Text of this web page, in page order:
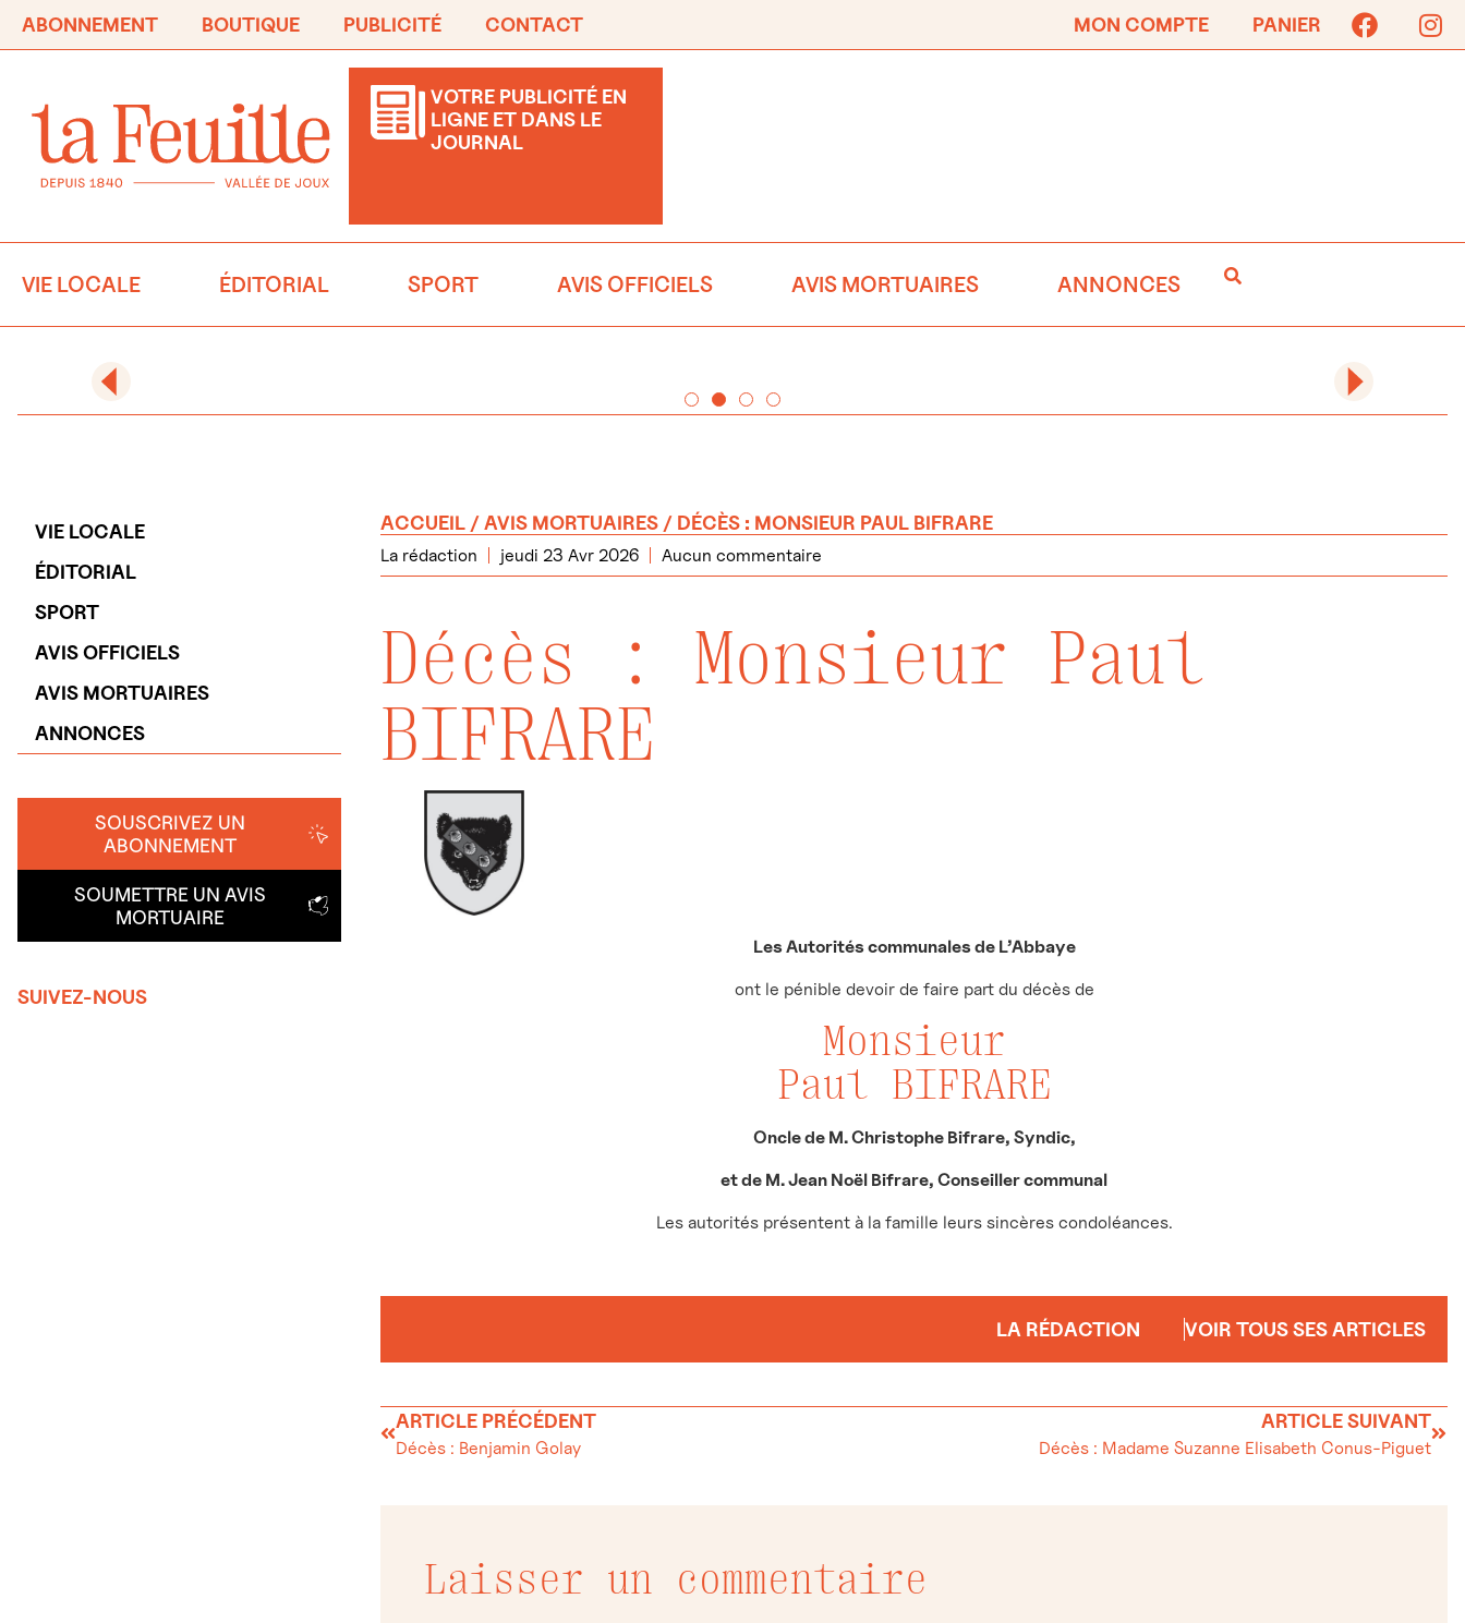
ABONNEMENT BOUTIQUE PUBLICITÉ CONTACT MON COMPTE PANIER
VOTRE PUBLICITÉ EN
LIGNE ET DANS LE
JOURNAL
VIE LOCALE ÉDITORIAL SPORT AVIS OFFICIELS AVIS MORTUAIRES ANNONCES
VIE LOCALE
ÉDITORIAL
SPORT
AVIS OFFICIELS
AVIS MORTUAIRES
ANNONCES
SOUSCRIVEZ UN
ABONNEMENT
SOUMETTRE UN AVIS
MORTUAIRE
SUIVEZ-NOUS
ACCUEIL /AVIS MORTUAIRES / DÉCÈS : MONSIEUR PAUL BIFRARE
La rédaction jeudi 23 Avr 2026 Aucun commentaire
Décès : Monsieur Paul
BIFRARE
Les Autorités communales de L’Abbaye
ont le pénible devoir de faire part du décès de
Monsieur
Paul BIFRARE
Oncle de M. Christophe Bifrare, Syndic,
et de M. Jean Noël Bifrare, Conseiller communal
Les autorités présentent à la famille leurs sincères condoléances.
LA RÉDACTION VOIR TOUS SES ARTICLES
ARTICLE PRÉCÉDENT
Décès : Benjamin Golay
ARTICLE SUIVANT
Décès : Madame Suzanne Elisabeth Conus-Piguet
Laisser un commentaire